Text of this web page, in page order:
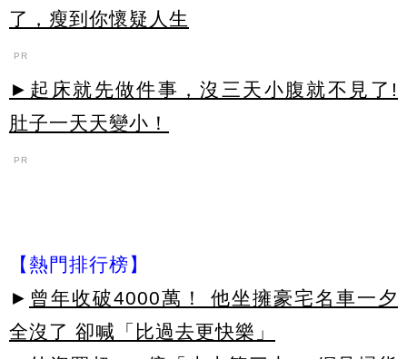
了，瘦到你懷疑人生
PR
►起床就先做件事，沒三天小腹就不見了!
肚子一天天變小！
PR
【熱門排行榜】
► 曾年收破4000萬！ 他坐擁豪宅名車一夕
全沒了 卻喊「比過去更快樂」